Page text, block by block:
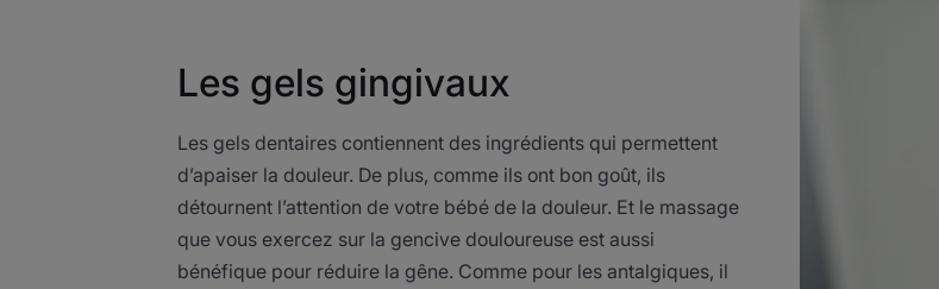
Les gels gingivaux
Les gels dentaires contiennent des ingrédients qui permettent
d’apaiser la douleur. De plus, comme ils ont bon goût, ils
détournent l’attention de votre bébé de la douleur. Et le massage
que vous exercez sur la gencive douloureuse est aussi
bénéfique pour réduire la gêne. Comme pour les antalgiques, il